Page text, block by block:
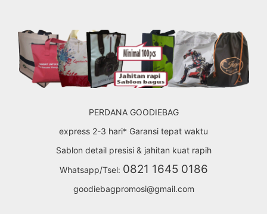
content
PERDANA GOODIEBAG
express 2-3 hari* Garansi tepat waktu
Sablon detail presisi & jahitan kuat rapih
Whatsapp/Tsel: 0821 1645 0186
goodiebagpromosi@gmail.com